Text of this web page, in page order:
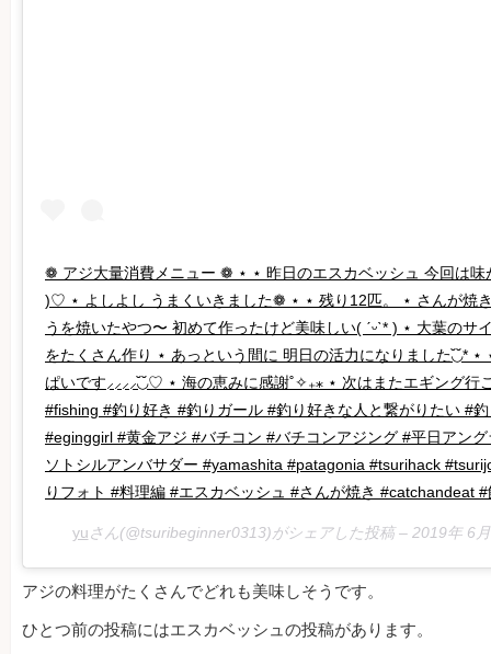
❁ アジ大量消費メニュー ❁ ⋆ ⋆ 昨日のエスカベッシュ 今回は味
)♡ ⋆ よしよし うまくいきました❁ ⋆ ⋆ 残り12匹。 ⋆ さんが焼
うを焼いたやつ〜 初めて作ったけど美味しい( ˊᵕˋ* ) ⋆ 大葉のサ
をたくさん作り ⋆ あっという間に 明日の活力になりました◟̆◞̆*
ぱいです⸝⸝⸝⸝◟̆◞̆♡ ⋆ 海の恵みに感謝˚✧₊⁎ ⋆ 次はまたエギング
#fishing #釣り好き #釣りガール #釣り好きな人と繋がりたい #
#eginggirl #黄金アジ #バチコン #バチコンアジング #平日アン
ソトシルアンバサダー #yamashita #patagonia #tsurihack
りフォト #料理編 #エスカベッシュ #さんが焼き #catchandeat
yuさん(@tsuribeginner0313)がシェアした投稿 – 2019年 6
アジの料理がたくさんでどれも美味しそうです。
ひとつ前の投稿にはエスカベッシュの投稿があります。